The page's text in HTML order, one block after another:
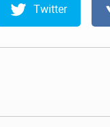
Twitter